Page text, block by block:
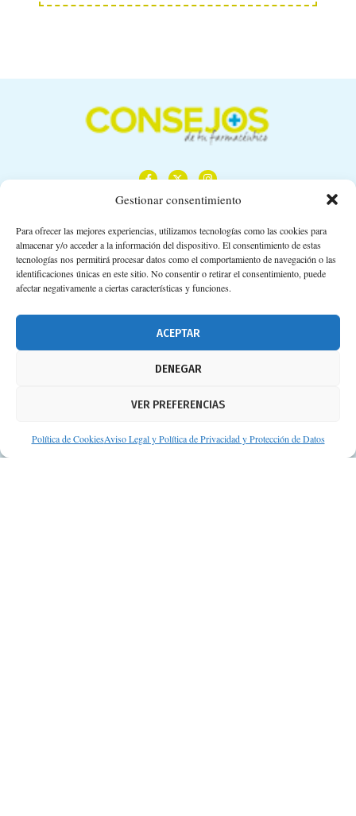
Gestionar consentimiento
Para ofrecer las mejores experiencias, utilizamos tecnologías como las cookies para
almacenar y/o acceder a la información del dispositivo. El consentimiento de estas
tecnologías nos permitirá procesar datos como el comportamiento de navegación o las
identificaciones únicas en este sitio. No consentir o retirar el consentimiento, puede
afectar negativamente a ciertas características y funciones.
ACEPTAR
DENEGAR
VER PREFERENCIAS
Política de CookiesAviso Legal y Política de Privacidad y Protección de Datos
Calle Camino de los Descubrimientos, 11,
Planta 3ª 41092 – Sevilla
674 02 62 03
Aviso legal
Protección de datos personales
Suscripción a Newsletter